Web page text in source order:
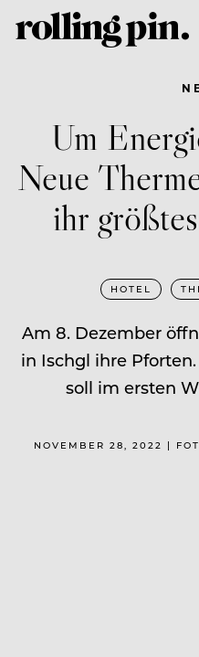
Um
Neue
ihr
HOTEL
Am 8. Dezember
in Ischgl ihre
soll im ersten
NOVEMBER 28, 2022 |